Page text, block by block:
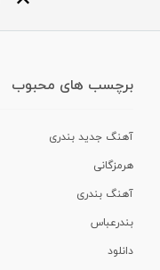
برچسب های محبوب
آهنگ جدید بندری
هرمزگانی
آهنگ بندری
بندرعباس
دانلود